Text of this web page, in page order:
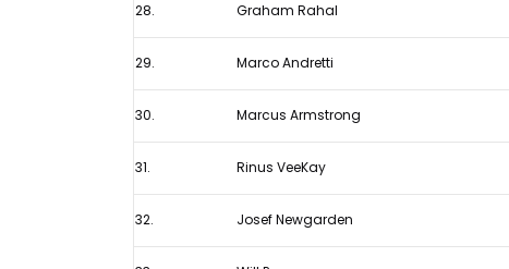
28. Graham Rahal
29. Marco Andretti
30. Marcus Armstrong
31. Rinus VeeKay
32. Josef Newgarden